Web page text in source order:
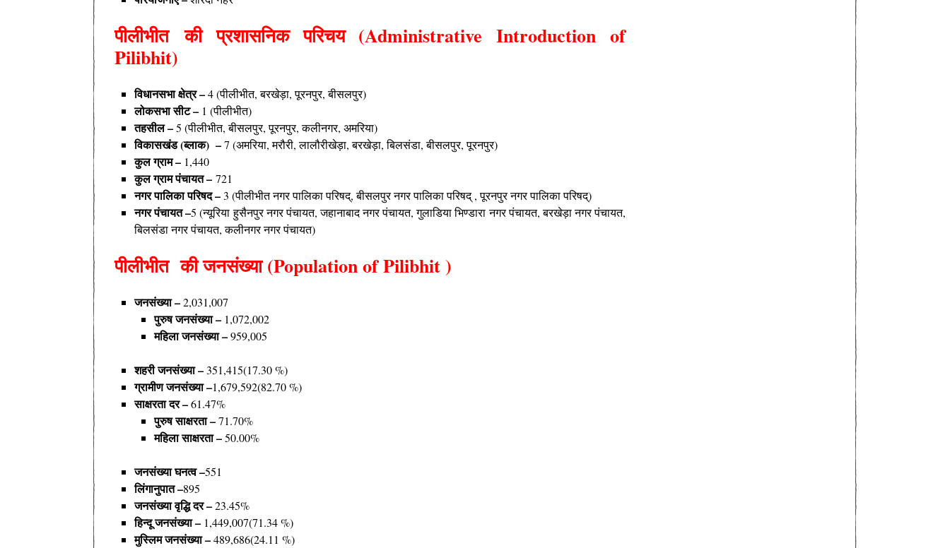
पीलीभीत कीप्रशासनिक परिचय (Administrative Introduction of
Pilibhit)
विधानसभा क्षेत्र –4 (पीलीभीत, बरखेड़ा, पूरनपुर, बीसलपुर)
लोकसभा सीट – 1 (पीलीभीत)
तहसील –5 (पीलीभीत, बीसलपुर, पूरनपुर, कलीनगर, अमरिया)
विकासखंड (ब्लाक) –7 (अमरिया, मरौरी, लालौरीखेड़ा, बरखेड़ा, बिलसंडा, बीसलपुर, पूरनपुर)
कुल ग्राम – 1,440
कुल ग्राम पंचायत – 721
नगर पालिका परिषद –3 (पीलीभीत नगर पालिका परिषद्, बीसलपुर नगर पालिका परिषद् , पूरनपुर नगर पालिका परिषद्)
नगर पंचायत –5 (न्यूरिया हुसैनपुर नगर पंचायत, जहानाबाद नगर पंचायत, गुलाडिया भिण्डारा नगर पंचायत, बरखेड़ा नगर पंचायत,
बिलसंडा नगर पंचायत, कलीनगर नगर पंचायत)
पीलीभीत कीजनसंख्या (Population of Pilibhit )
जनसंख्या –2,031,007
पुरुषजनसंख्या – 1,072,002
महिलाजनसंख्या –959,005
शहरी जनसंख्या –351,415(17.30 %)
ग्रामीण जनसंख्या –1,679,592(82.70 %)
साक्षरतादर –61.47%
पुरुष साक्षरता –71.70%
महिलासाक्षरता –50.00%
जनसंख्याघनत्व –551
लिंगानुपात –895
जनसंख्यावृद्धिदर –23.45%
हिन्दू जनसंख्या – 1,449,007(71.34 %)
मुस्लिम जनसंख्या –489,686(24.11 %)